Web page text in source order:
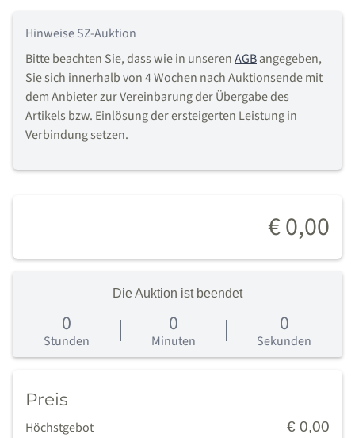
€ 0,00
Die Auktion ist beendet
0
Stunden
0
Minuten
0
Sekunden
Preis
Höchstgebot € 0,00
Hinweise SZ-Auktion
Bitte beachten Sie, dass wie in unserenAGBangegeben,
Sie sich innerhalb von 4 Wochen nach Auktionsende mit
dem Anbieter zur Vereinbarung der Übergabe des
Artikels bzw. Einlösung der ersteigerten Leistung in
Verbindung setzen.